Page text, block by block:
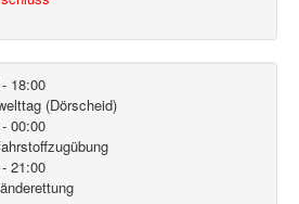
18:00
(Dörscheid)
00:00
21:00